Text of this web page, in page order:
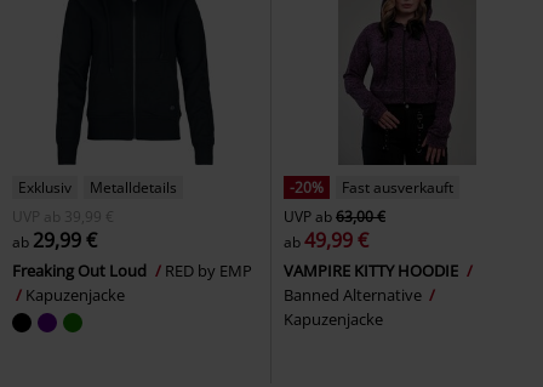
Exklusiv
Metalldetails
UVP
ab
39,99 €
ab 29,99 €
Freaking Out Loud
RED by EMP
Kapuzenjacke
-20%
Fast ausverkauft
UVPab63,00 €
ab49,99 €
VAMPIRE KITTY HOODIE
Banned Alternative
Kapuzenjacke